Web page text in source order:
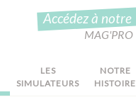
LES
SIMULATEURS
NOTRE
HISTOIRE
Accédez à notre
MAG'PRO